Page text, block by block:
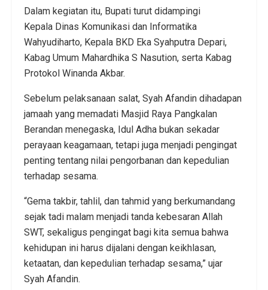
Dalam kegiatan itu, Bupati turut didampingi
Kepala Dinas Komunikasi dan Informatika
Wahyudiharto, Kepala BKD Eka Syahputra Depari,
Kabag Umum Mahardhika S Nasution, serta Kabag
Protokol Winanda Akbar.
Sebelum pelaksanaan salat, Syah Afandin dihadapan
jamaah yang memadati Masjid Raya Pangkalan
Berandan menegaska, Idul Adha bukan sekadar
perayaan keagamaan, tetapi juga menjadi pengingat
penting tentang nilai pengorbanan dan kepedulian
terhadap sesama.
“Gema takbir, tahlil, dan tahmid yang berkumandang
sejak tadi malam menjadi tanda kebesaran Allah
SWT, sekaligus pengingat bagi kita semua bahwa
kehidupan ini harus dijalani dengan keikhlasan,
ketaatan, dan kepedulian terhadap sesama,” ujar
Syah Afandin.